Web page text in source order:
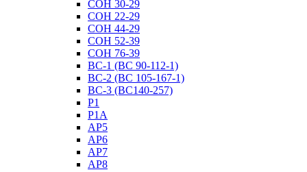
СОН 30-29
СОН 22-29
СОН 44-29
СОН 52-39
СОН 76-39
ВС-1 (ВС 90-112-1)
ВС-2 (ВС 105-167-1)
ВС-3 (ВС140-257)
Р1
Р1А
АР5
АР6
АР7
АР8